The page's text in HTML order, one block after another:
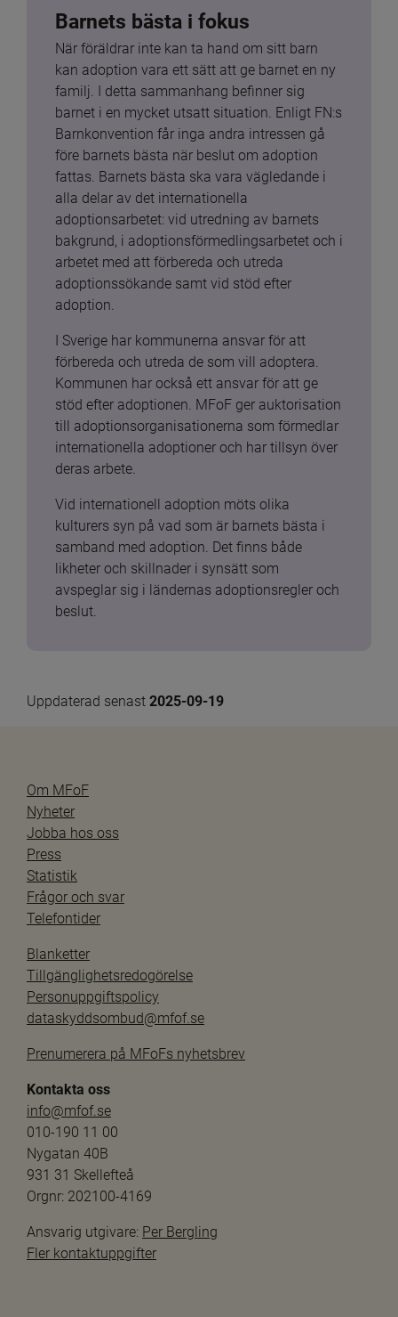
Barnets bästa i fokus
När föräldrar inte kan ta hand om sitt barn
kan adoption vara ett sätt att ge barnet en ny
familj. I detta sammanhang befinner sig
barnet i en mycket utsatt situation. Enligt FN:s
Barnkonvention får inga andra intressen gå
före barnets bästa när beslut om adoption
fattas. Barnets bästa ska vara vägledande i
alla delar av det internationella
adoptionsarbetet: vid utredning av barnets
bakgrund, i adoptionsförmedlingsarbetet och i
arbetet med att förbereda och utreda
adoptionssökande samt vid stöd efter
adoption.
I Sverige har kommunerna ansvar för att
förbereda och utreda de som vill adoptera.
Kommunen har också ett ansvar för att ge
stöd efter adoptionen. MFoF ger auktorisation
till adoptionsorganisationerna som förmedlar
internationella adoptioner och har tillsyn över
deras arbete.
Vid internationell adoption möts olika
kulturers syn på vad som är barnets bästa i
samband med adoption. Det finns både
likheter och skillnader i synsätt som
avspeglar sig i ländernas adoptionsregler och
beslut.
Uppdaterad senast 2025-09-19
Om MFoF
Nyheter
Jobba hos oss
Press
Statistik
Frågor och svar
Telefontider
Blanketter
Tillgänglighetsredogörelse
Personuppgiftspolicy
dataskyddsombud@mfof.se
Prenumerera på MFoFs nyhetsbrev
Kontakta oss
info@mfof.se
010-190 11 00
Nygatan 40B
931 31 Skellefteå
Orgnr: 202100-4169
Ansvarig utgivare: Per Bergling
Fler kontaktuppgifter